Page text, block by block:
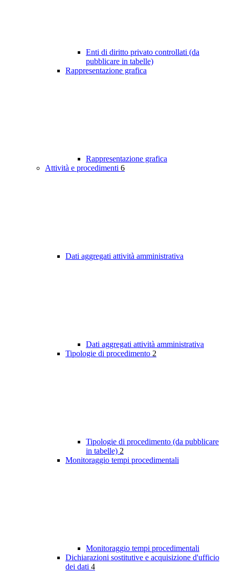
Enti di diritto privato controllati (da
pubblicare in tabelle)
Rappresentazione grafica
Rappresentazione grafica
Attività e procedimenti 6
Dati aggregati attività amministrativa
Dati aggregati attività amministrativa
Tipologie di procedimento 2
Tipologie di procedimento (da pubblicare
in tabelle) 2
Monitoraggio tempi procedimentali
Monitoraggio tempi procedimentali
Dichiarazioni sostitutive e acquisizione d'ufficio
dei dati 4